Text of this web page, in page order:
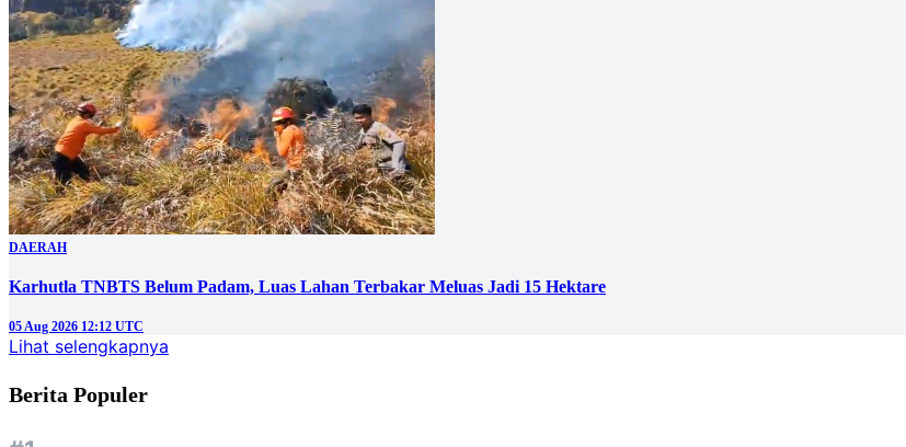
DAERAH
Karhutla TNBTS Belum Padam, Luas Lahan Terbakar Meluas Jadi 15 Hektare
05 Aug 2026 12:12 UTC
Lihat selengkapnya
Berita Populer